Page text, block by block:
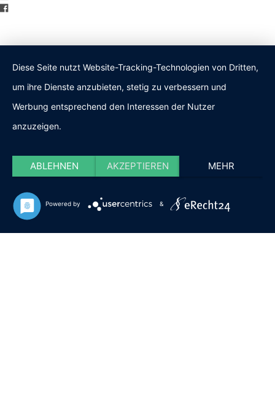
Diese Seite nutzt Website-Tracking-Technologien von Dritten,
um ihre Dienste anzubieten, stetig zu verbessern und
Werbung entsprechend den Interessen der Nutzer
anzuzeigen.
ABLEHNEN AKZEPTIEREN MEHR
Powered by &